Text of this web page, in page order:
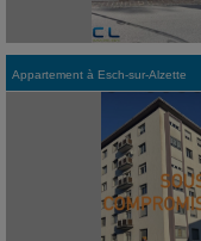
Appartement à Esch-sur-Alzette